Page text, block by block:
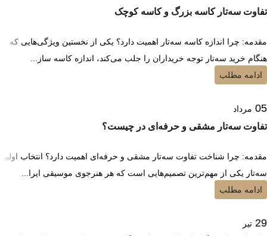
تفاوت سه‌تار کاسه بزرگ و کاسه کوچک
مقدمه: چرا اندازه کاسه سه‌تار اهمیت دارد؟ یکی از نخستین ویژگی‌هایی که
هنگام خرید سه‌تار توجه خریداران را جلب می‌کند، اندازه کاسه ساز...
ادامه مطلب
05 مرداد
تفاوت سه‌تار مشقی و حرفه‌ای در چیست؟
مقدمه: چرا شناخت تفاوت سه‌تار مشقی و حرفه‌ای اهمیت دارد؟ انتخاب اولین
سه‌تار یکی از مهم‌ترین تصمیم‌هایی است که هر هنرجوی موسیقی ایرا...
ادامه مطلب
29 تیر